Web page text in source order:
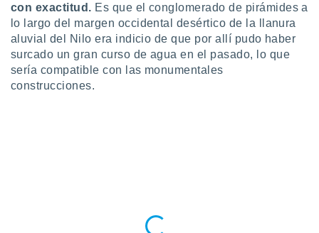
e
mediante
con exactitud. Es que el conglomerado de pirámides a
lo largo del margen occidental desértico de la llanura
aluvial del Nilo era indicio de que por allí pudo haber
surcado un gran curso de agua en el pasado, lo que
sería compatible con las monumentales
construcciones.